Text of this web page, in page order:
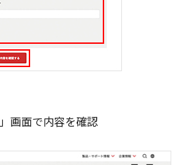
画面で内容を確認